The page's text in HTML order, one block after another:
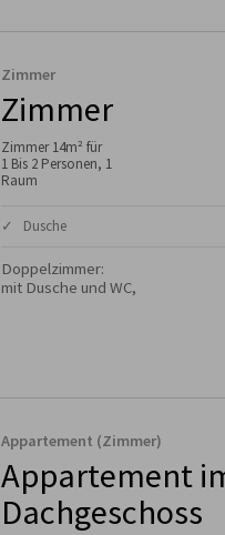
Zimmer
Zimmer
Zimmer 14m² für
1 Bis 2 Personen, 1
Raum
✓ Dusche
Doppelzimmer:
mit Dusche und WC,
Appartement (Zimmer)
Appartement
Dachgeschoss